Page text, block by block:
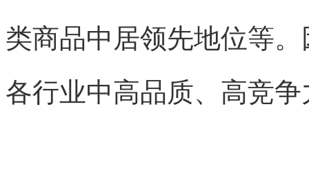
类商品中居领先地位等
各行业中高品质、高竞